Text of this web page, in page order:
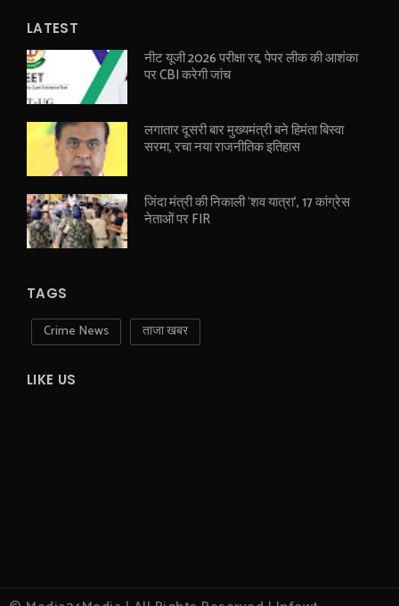
LATEST
नीट यूजी 2026 परीक्षा रद्द, पेपर लीक की आशंका
पर CBI करेगी जांच
लगातार दूसरी बार मुख्यमंत्री बने हिमंता बिस्वा
सरमा, रचा नया राजनीतिक इतिहास
जिंदा मंत्री की निकाली ‘शव यात्रा’, 17 कांग्रेस
नेताओं पर FIR
TAGS
Crime News ताजा खबर
LIKE US